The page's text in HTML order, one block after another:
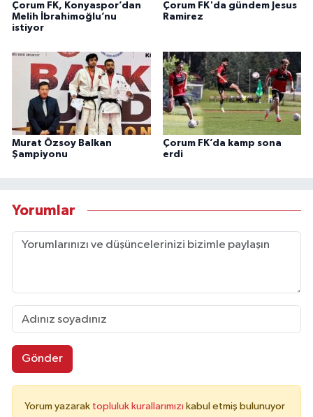
Çorum FK, Konyaspor’dan
Melih İbrahimoğlu’nu
istiyor
Çorum FK'da gündem Jesus
Ramirez
Murat Özsoy Balkan
Şampiyonu
Çorum FK’da kamp sona
erdi
Yorumlar
Gönder
Yorum yazarak topluluk kurallarımızı kabul etmiş bulunuyor